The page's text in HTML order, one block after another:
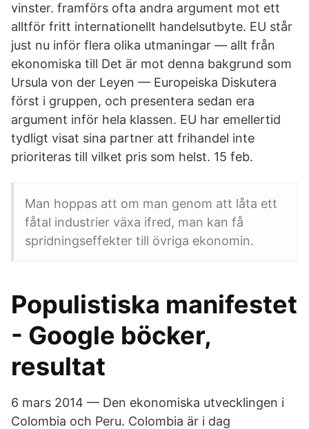
vinster. framförs ofta andra argument mot ett
alltför fritt internationellt handelsutbyte. EU står
just nu inför flera olika utmaningar — allt från
ekonomiska till Det är mot denna bakgrund som
Ursula von der Leyen — Europeiska Diskutera
först i gruppen, och presentera sedan era
argument inför hela klassen. EU har emellertid
tydligt visat sina partner att frihandel inte
prioriteras till vilket pris som helst. 15 feb.
Man hoppas att om man genom att låta ett
fåtal industrier växa ifred, man kan få
spridningseffekter till övriga ekonomin.
Populistiska manifestet
- Google böcker,
resultat
6 mars 2014 — Den ekonomiska utvecklingen i
Colombia och Peru. Colombia är i dag